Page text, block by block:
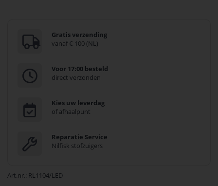
Gratis verzending
vanaf € 100 (NL)
Voor 17:00 besteld
direct verzonden
Kies uw leverdag
of afhaalpunt
Reparatie Service
Nilfisk stofzuigers
Art.nr. RL1104/LED